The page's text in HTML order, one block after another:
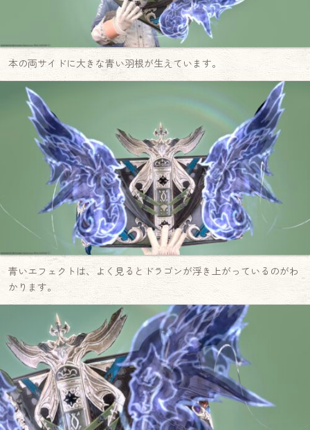
本の両サイドに大きな青い羽根が生えています。
青いエフェクトは、よく見るとドラゴンが浮き上がっているのがわ
かります。